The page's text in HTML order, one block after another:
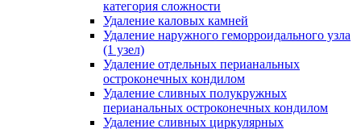
категория сложности
Удаление каловых камней
Удаление наружного геморроидального узла
(1 узел)
Удаление отдельных перианальных
остроконечных кондилом
Удаление сливных полукружных
перианальных остроконечных кондилом
Удаление сливных циркулярных